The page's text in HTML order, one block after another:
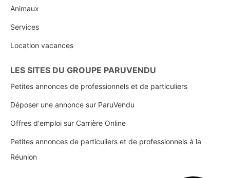
Animaux
Services
Location vacances
LES SITES DU GROUPE PARUVENDU
Petites annonces de professionnels et de particuliers
Déposer une annonce sur ParuVendu
Offres d'emploi sur Carrière Online
Petites annonces de particuliers et de professionnels à la
Réunion